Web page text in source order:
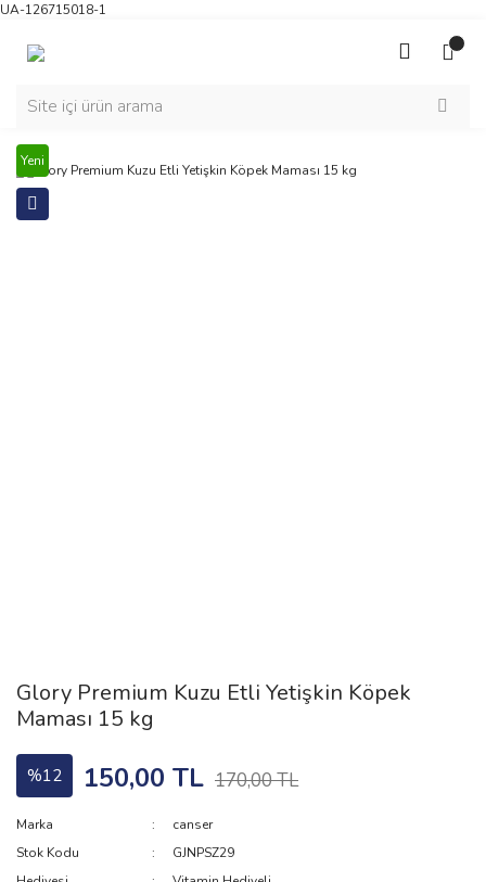
UA-126715018-1
Yeni
Glory Premium Kuzu Etli Yetişkin Köpek
Maması 15 kg
%12 150,00 TL 170,00 TL
Marka
canser
Stok Kodu
GJNPSZ29